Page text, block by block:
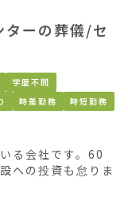
ーの葬儀/セ
学歴不問
時差勤務
時短勤務
る会社です。60
への投資も怠りま